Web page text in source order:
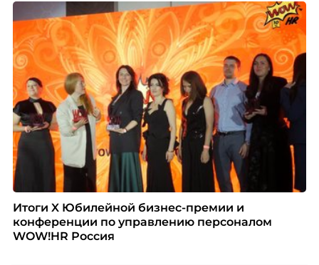
Итоги X Юбилейной бизнес-премии и
конференции по управлению персоналом
WOW!HR Россия